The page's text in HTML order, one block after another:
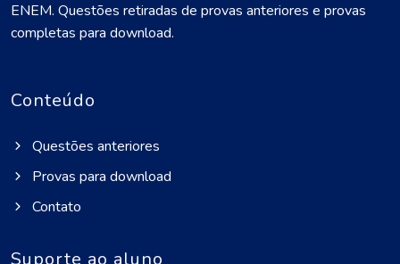
ENEM. Questões retiradas de provas anteriores e provas
completas para download.
Conteúdo
Questões anteriores
Provas para download
Contato